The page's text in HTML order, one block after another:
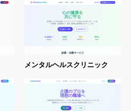
メンタルヘルスクリニック